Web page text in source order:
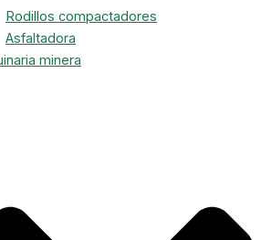
Rodillos compactadores
Asfaltadora
minera